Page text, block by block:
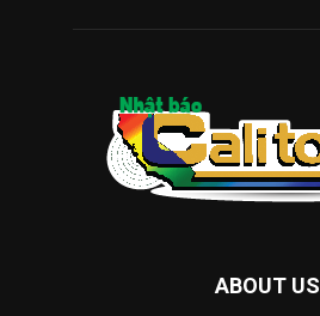
ABOUT US